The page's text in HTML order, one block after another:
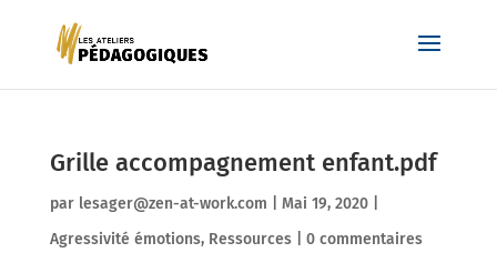
Grille accompagnement enfant.pdf
par lesager@zen-at-work.com Mai 19, 2020|
Agressivité émotions, Ressources| 0 commentaires